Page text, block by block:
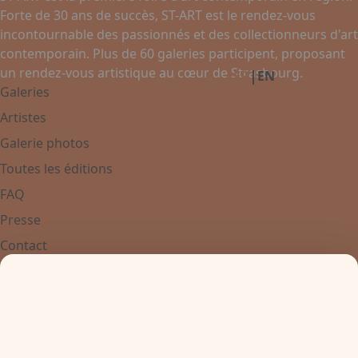
Facebook
Instagram
Linkedin
FR|EN
Forte de 30 ans de succès, ST-ART est le rendez-vous
incontournable des passionnés et des collectionneurs d'art
contemporain. Plus de 60 galeries participent, proposant
un rendez-vous artistique au cœur de Strasbourg.
Galeries
Artistes
Galerie photos
Toutes les éditions
FAQ
Presse
Contact
Contactez-nous